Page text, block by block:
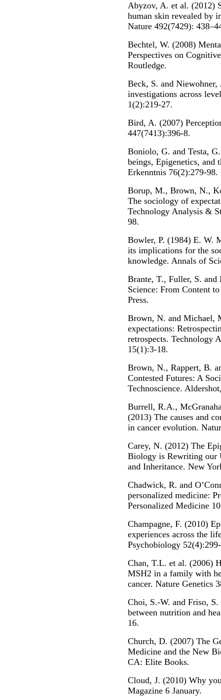
Abyzov, A. et al. (2012)
human skin revealed by
Nature 492(7429):
Bechtel, W. (2008)
Perspectives on
Routledge.
Beck, S. and Niewohner,
investigations across
1(2):219-27.
Bird, A. (2007)
447(7413):396-8.
Boniolo, G. and Testa,
beings, Epigenetics, and
Erkenntnis 76(2):279-98.
Borup, M., Brown, N.,
The sociology of
Technology Analysis &
98.
Bowler, P. (1984) E. W.
its implications for the
knowledge. Annals of
Brante, T., Fuller, S.
Science: From Content
Press.
Brown, N. and Michael,
expectations:
retrospects. Technology
15(1):3-18.
Brown, N., Rappert, B.
Contested Futures: A
Technoscience.
Burrell, R.A.,
(2013) The causes and
in cancer evolution.
Carey, N. (2012) The
Biology is Rewriting our
and Inheritance. New
Chadwick, R. and
personalized medicine:
Personalized Medicine
Champagne, F. (2010)
experiences across the
Psychobiology
Chan, T.L. et al. (2006)
MSH2 in a family with
cancer. Nature Genetics
Choi, S.-W. and Friso,
between nutrition and
16.
Church, D. (2007) The
Medicine and the New
CA: Elite Books.
Cloud, J. (2010) Why
Magazine 6 January.